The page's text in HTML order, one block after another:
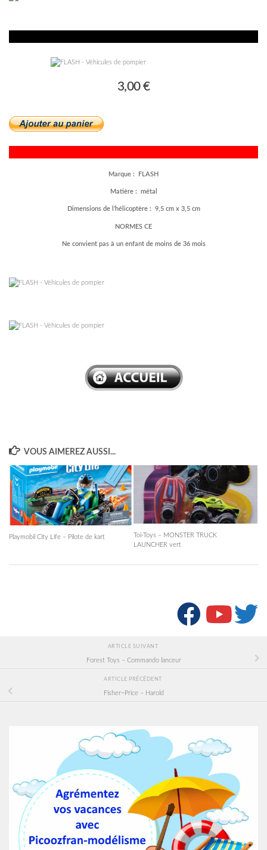
3,00 €
Marque : FLASH
Matière : métal
Dimensions de l’hélicoptère : 9,5 cm x 3,5 cm
NORMES CE
Ne convient pas à un enfant de moins de 36 mois
VOUS AIMEREZ AUSSI...
Playmobil City Life – Pilote de kart
Toi-Toys – MONSTER TRUCK
LAUNCHER vert
ARTICLE SUIVANT
Forest Toys – Commando lanceur
ARTICLE PRÉCÉDENT
Fisher~Price – Harold